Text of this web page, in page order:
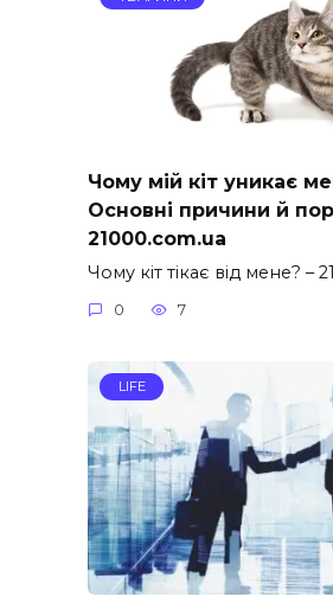
Чому мій кіт уникає
Основні причини й
21000.com.ua
Чому кіт тікає від мене? –
0 7
LIFE